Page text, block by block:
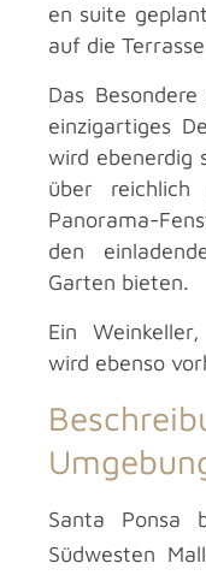
en suite
auf die
Das
einzigartiges
wird ebenerdig
über reichlich
Panorama-
den
Garten bieten.
Ein
wird ebenso
Santa Ponsa
Südwesten